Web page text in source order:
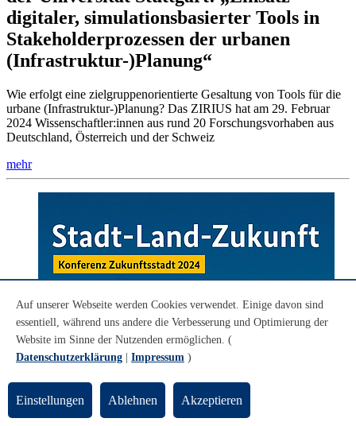
digitaler, simulationsbasierter Tools in
Stakeholderprozessen der urbanen
(Infrastruktur-)Planung“
Wie erfolgt eine zielgruppenorientierte Gesaltung von Tools für die
urbane (Infrastruktur-)Planung? Das ZIRIUS hat am 29. Februar
2024 Wissenschaftler:innen aus rund 20 Forschungsvorhaben aus
Deutschland, Österreich und der Schweiz
mehr
Auf unserer Webseite werden Cookies verwendet. Einige davon sind
essentiell, während uns andere die Verbesserung und Optimierung der
Website im Sinne der Nutzenden ermöglichen. (
Datenschutzerklärung
Impressum )
Einstellungen Ablehnen Akzeptieren